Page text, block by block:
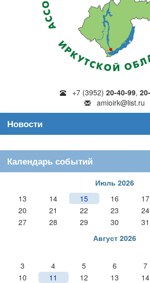
+7 (3952) 20-40-99,
amioirk@list.ru
Новости
Календарь событий
Июль 2026
13
14 15 16 17
20
21 22 23 24
27
28 29 30
31
Август 2026
3
4 5 6 7
10
11 12 13 14